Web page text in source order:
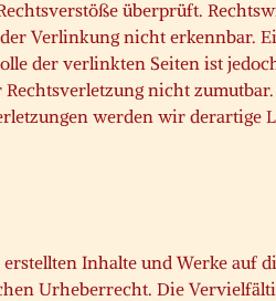
überprüft.
Verlinkung nicht erkennbar.
der verlinkten Seiten ist
nicht
werden wir derartige
Inhalte und Werke auf
Urheberrecht. Die